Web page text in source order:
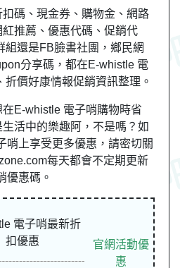
碼、現金券、購物金、網路
推薦、優惠代碼、促銷代
還是FB臉書社團， 鄉民網
分享碼，都在E-whistle 電
價好康情報促銷資訊整理。
E-whistle 電子哨購物時省
活中的樂趣阿，不是嗎？如
哨上享受更多優惠，請密切關
每天都會不定期更新
優惠碼。
電子哨最新折
扣優惠
官網活動優
惠